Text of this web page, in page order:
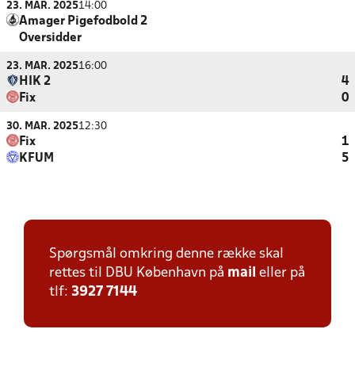
23. MAR. 202514:00
Amager Pigefodbold 2
Oversidder
23. MAR. 202516:00
HIK 2
4
Fix
0
30. MAR. 202512:30
Fix
1
KFUM
5
Spørgsmål omkring denne række skal
rettes til DBU København på mail eller på
tlf: 3927 7144